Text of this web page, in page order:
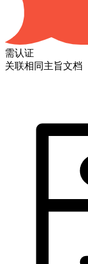
需认证
关联相同主旨文档